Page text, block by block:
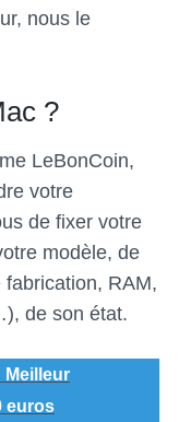
nous le
?
LeBonCoin,
votre
de fixer votre
modèle, de
RAM,
de son état.
Meilleur
euros